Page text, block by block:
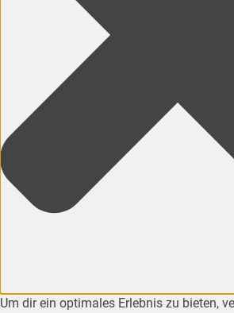
Um dir ein optimales Erlebnis zu bieten,